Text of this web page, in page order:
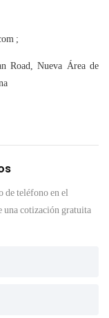
;
Road, Nueva Área de
de teléfono en el
una cotización gratuita